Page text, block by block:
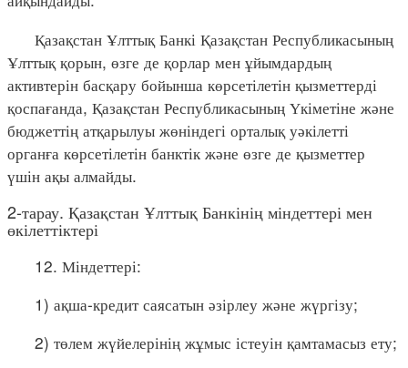
Қазақстан Ұлттық Банкі Қазақстан Республикасының
Ұлттық қорын, өзге де қорлар мен ұйымдардың
активтерін басқару бойынша көрсетілетін қызметтерді
қоспағанда, Қазақстан Республикасының Үкіметіне және
бюджеттің атқарылуы жөніндегі орталық уәкілетті
органға көрсетілетін банктік және өзге де қызметтер
үшін ақы алмайды.
2-тарау. Қазақстан Ұлттық Банкінің міндеттері мен
өкілеттіктері
12. Міндеттері:
1) ақша-кредит саясатын әзірлеу және жүргізу;
2) төлем жүйелерінің жұмыс істеуін қамтамасыз ету;